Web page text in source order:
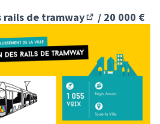
rails de tramway
(S'ouvre dans
/ 20 000 €